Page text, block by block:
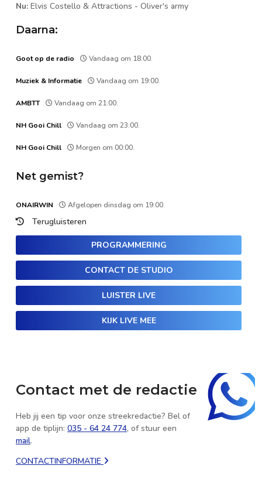
Nu: Elvis Costello & Attractions - Oliver's army
Daarna:
Goot op de radio Vandaag om 18:00.
Muziek & Informatie Vandaag om 19:00.
AMBTT Vandaag om 21:00.
NH Gooi Chill Vandaag om 23:00.
NH Gooi Chill Morgen om 00:00.
Net gemist?
ONAIRWIN Afgelopen dinsdag om 19:00.
Terugluisteren
PROGRAMMERING
CONTACT DE STUDIO
LUISTER LIVE
KIJK LIVE MEE
Contact met de redactie
Heb jij een tip voor onze streekredactie? Bel of
app de tiplijn: 035 - 64 24 774, of stuur een
mail.
CONTACTINFORMATIE